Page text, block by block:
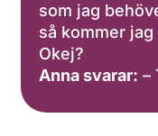
som jag
så kommer
Okej?
Anna svarar: –